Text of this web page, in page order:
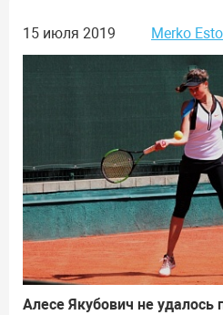
15 июля 2019 Merko
Алесе Якубович не удалось